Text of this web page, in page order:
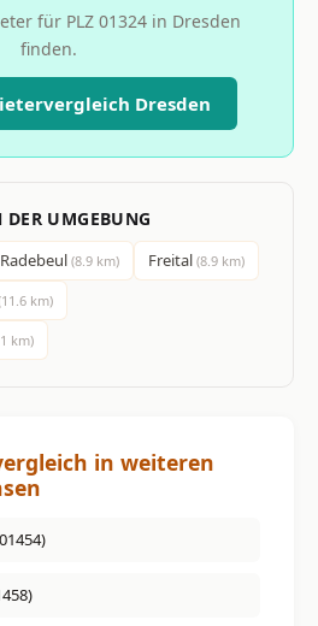
für PLZ 01324 in Dresden
finden.
Dresden
UMGEBUNG
Radebeul (8.9 km) Freital (8.9 km)
km)
km)
in weiteren